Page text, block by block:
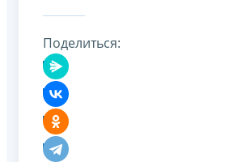
Поделиться: